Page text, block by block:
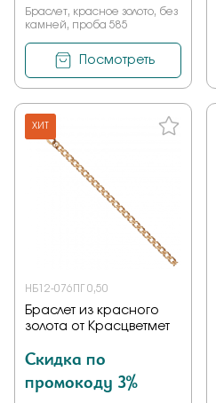
Браслет, красное золото, без
камней, проба 585
Посмотреть
ХИТ
НБ12-076ПГ 0,50
Браслет из красного
золота от Красцветмет
Скидка по
промокоду 3%